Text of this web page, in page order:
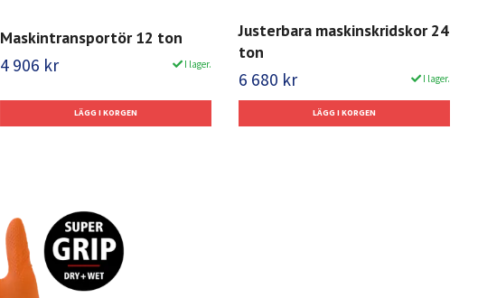
Maskintransportör 12 ton
4 906 kr I lager.
Justerbara maskinskridskor 24
ton
6 680 kr I lager.